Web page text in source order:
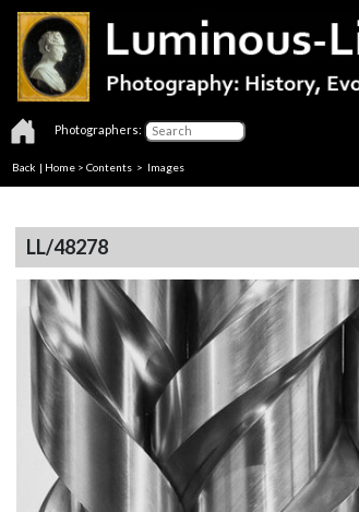
Photographers:
Back | Home > Contents > Images
LL/48278